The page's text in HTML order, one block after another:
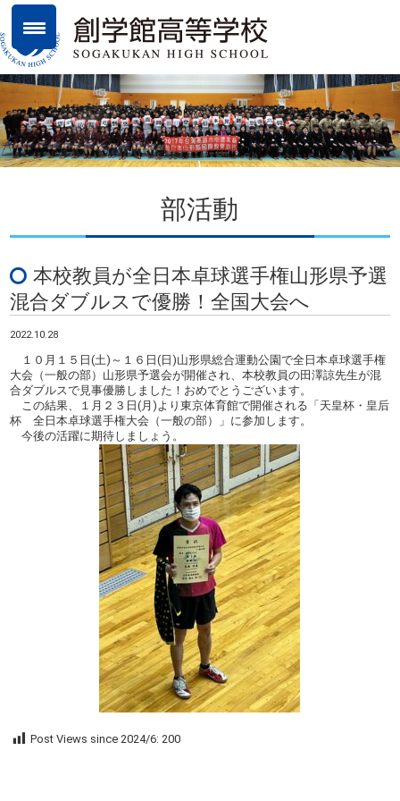
部活動
本校教員が全日本卓球選手権山形県予選
混合ダブルスで優勝！全国大会へ
2022.10.28
１０月１５日(土)～１６日(日)山形県総合運動公園で全日本卓球選手権
大会（一般の部）山形県予選会が開催され、本校教員の田澤諒先生が混
合ダブルスで見事優勝しました！おめでとうございます。
この結果、１月２３日(月)より東京体育館で開催される「天皇杯・皇后
杯 全日本卓球選手権大会（一般の部）」に参加します。
今後の活躍に期待しましょう。
Post Views since 2024/6: 200